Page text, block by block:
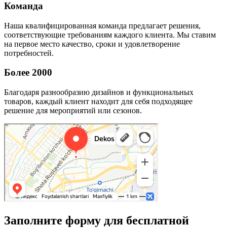
Команда
Наша квалифицированная команда предлагает решения,
соответствующие требованиям каждого клиента. Мы ставим
на первое место качество, сроки и удовлетворение
потребностей.
Более 2000
Благодаря разнообразию дизайнов и функциональных
товаров, каждый клиент находит для себя подходящее
решение для мероприятий или сезонов.
Заполните форму для бесплатной